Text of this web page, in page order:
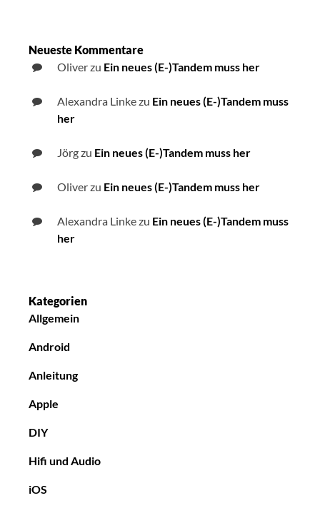
Neueste Kommentare
Oliverzu Ein neues (E-)Tandem muss her
Alexandra Linkezu Ein neues (E-)Tandem muss
her
Jörgzu Ein neues (E-)Tandem muss her
Oliverzu Ein neues (E-)Tandem muss her
Alexandra Linkezu Ein neues (E-)Tandem muss
her
Kategorien
Allgemein
Android
Anleitung
Apple
DIY
Hifi und Audio
iOS